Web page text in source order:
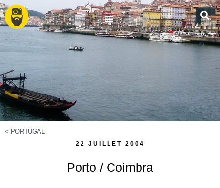
< PORTUGAL
22 JUILLET 2004
Porto / Coimbra